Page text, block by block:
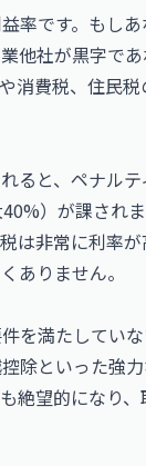
率です。もし
他社が黒字で
消費税、住民
ると、ペナル
）が課され
は非常に利率
ありません。
を満たしてい
除といった強
絶望的になり